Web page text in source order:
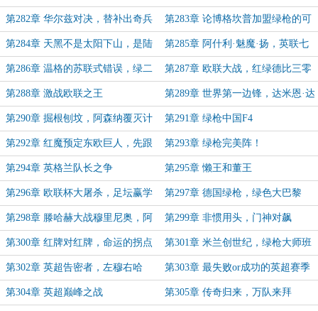
英超
第282章 华尔兹对决，替补出奇兵 第283章 论博格坎普加盟绿枪的可
能性
第284章 天黑不是太阳下山，是陆
凯说了声晚安
第285章 阿什利·魅魔·扬，英联七
连冠
第286章 温格的苏联式错误，绿二
期成功的真正原因
第287章 欧联大战，红绿德比三零
点？
第288章 激战欧联之王 第289章 世界第一边锋，达米恩·达
夫
第290章 掘根刨坟，阿森纳覆灭计
划启动
第291章 绿枪中国F4
第292章 红魔预定东欧巨人，先跟
卧铺说对不起
第293章 绿枪完美阵！
第294章 英格兰队长之争 第295章 懒王和董王
第296章 欧联杯大屠杀，足坛赢学 第297章 德国绿枪，绿色大巴黎
第298章 滕哈赫大战穆里尼奥，阿
布心动了
第299章 非惯用头，门神对飙
第300章 红牌对红牌，命运的拐点 第301章 米兰创世纪，绿枪大师班
第302章 英超告密者，左穆右哈 第303章 最失败or成功的英超赛季
第304章 英超巅峰之战 第305章 传奇归来，万队来拜